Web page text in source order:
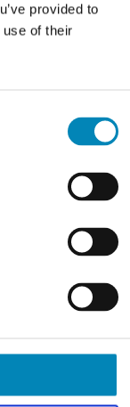
provided to
of their